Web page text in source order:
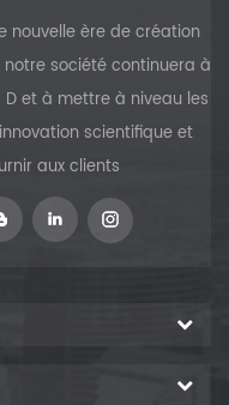
nouvelle ère de création
société continuera à
et à mettre à niveau les
scientifique et
aux clients